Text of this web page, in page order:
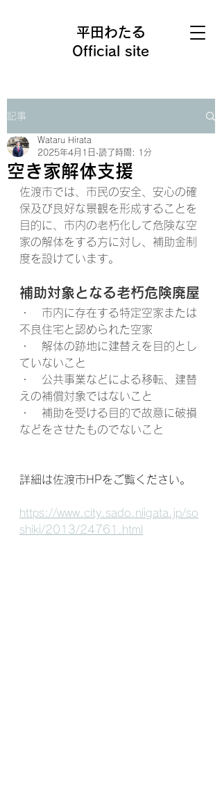
平田わたる
Official site
記事
空き家解体支援
Wataru Hirata
2025年4月1日 読了時間: 1分
佐渡市では、市民の安全、安心の確
保及び良好な景観を形成することを
目的に、市内の老朽化して危険な空
家の解体をする方に対し、補助金制
度を設けています。
補助対象となる老朽危険廃屋
・　市内に存在する特定空家または
不良住宅と認められた空家
・　解体の跡地に建替えを目的とし
ていないこと
・　公共事業などによる移転、建替
えの補償対象ではないこと
・　補助を受ける目的で故意に破損
などをさせたものでないこと
詳細は佐渡市HPをご覧ください。
https://www.city.sado.niigata.jp/so
shiki/2013/24761.html